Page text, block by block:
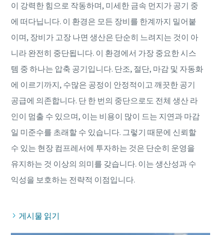
이 강력한 힘으로 작동하며, 미세한 금속 먼지가 공기 중
에 떠다닙니다. 이 환경은 모든 장비를 한계까지 밀어붙
이며, 장비가 고장 나면 생산은 단순히 느려지는 것이 아
니라 완전히 중단됩니다. 이 환경에서 가장 중요한 시스
템 중 하나는 압축 공기입니다. 단조, 절단, 마감 및 자동화
에 이르기까지, 수많은 공정이 안정적이고 깨끗한 공기
공급에 의존합니다. 단 한 번의 중단으로도 전체 생산 라
인이 멈출 수 있으며, 이는 비용이 많이 드는 지연과 마감
일 미준수를 초래할 수 있습니다. 그렇기 때문에 신뢰할
수 있는 현장 컴프레서에 투자하는 것은 단순히 운영을
유지하는 것 이상의 의미를 갖습니다. 이는 생산성과 수
게시물 읽기